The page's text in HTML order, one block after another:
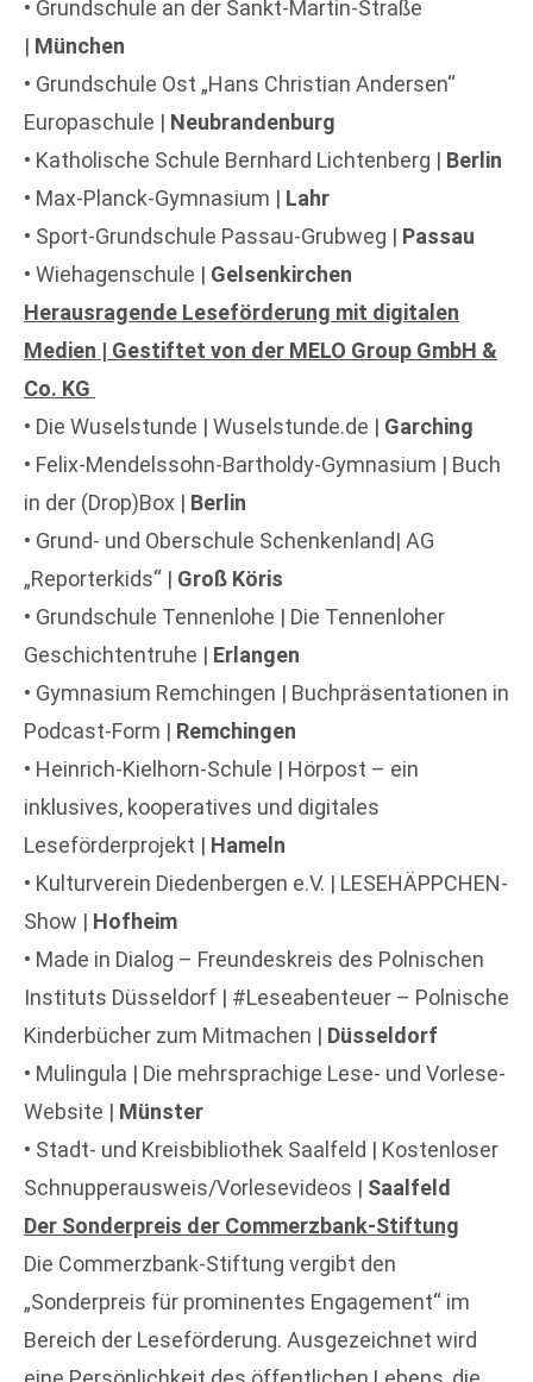
• Grundschule an der Sankt-Martin-Straße
| München
• Grundschule Ost „Hans Christian Andersen“
Europaschule | Neubrandenburg
• Katholische Schule Bernhard Lichtenberg | Berlin
• Max-Planck-Gymnasium | Lahr
• Sport-Grundschule Passau-Grubweg | Passau
• Wiehagenschule | Gelsenkirchen
Herausragende Leseförderung mit digitalen
Medien | Gestiftet von der MELO Group GmbH &
Co. KG
• Die Wuselstunde | Wuselstunde.de | Garching
• Felix-Mendelssohn-Bartholdy-Gymnasium | Buch
in der (Drop)Box | Berlin
• Grund- und Oberschule Schenkenland| AG
„Reporterkids“ | Groß Köris
• Grundschule Tennenlohe | Die Tennenloher
Geschichtentruhe | Erlangen
• Gymnasium Remchingen | Buchpräsentationen in
Podcast-Form | Remchingen
• Heinrich-Kielhorn-Schule | Hörpost – ein
inklusives, kooperatives und digitales
Leseförderprojekt | Hameln
• Kulturverein Diedenbergen e.V. | LESEHÄPPCHEN-
Show | Hofheim
• Made in Dialog – Freundeskreis des Polnischen
Instituts Düsseldorf | #Leseabenteuer – Polnische
Kinderbücher zum Mitmachen | Düsseldorf
• Mulingula | Die mehrsprachige Lese- und Vorlese-
Website | Münster
• Stadt- und Kreisbibliothek Saalfeld | Kostenloser
Schnupperausweis/Vorlesevideos | Saalfeld
Der Sonderpreis der Commerzbank-Stiftung
Die Commerzbank-Stiftung vergibt den
„Sonderpreis für prominentes Engagement“ im
Bereich der Leseförderung. Ausgezeichnet wird